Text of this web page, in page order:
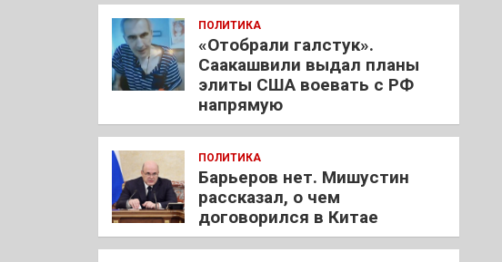
ПОЛИТИКА
«Отобрали галстук».
Саакашвили выдал планы
элиты США воевать с РФ
напрямую
ПОЛИТИКА
Барьеров нет. Мишустин
рассказал, о чем
договорился в Китае